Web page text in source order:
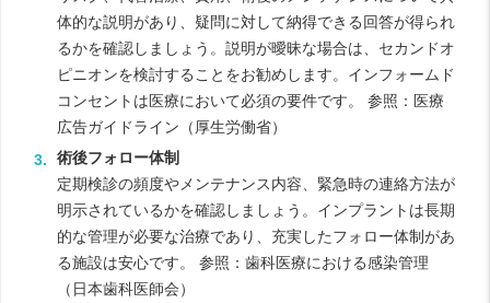
体的な説明があり、疑問に対して納得できる回答が得られ
るかを確認しましょう。説明が曖昧な場合は、セカンドオ
ピニオンを検討することをお勧めします。インフォームド
コンセントは医療において必須の要件です。 参照： 医療
広告ガイドライン（厚生労働省）
術後フォロー体制
定期検診の頻度やメンテナンス内容、緊急時の連絡方法が
明示されているかを確認しましょう。インプラントは長期
的な管理が必要な治療であり、充実したフォロー体制があ
る施設は安心です。 参照： 歯科医療における感染管理
（日本歯科医師会）